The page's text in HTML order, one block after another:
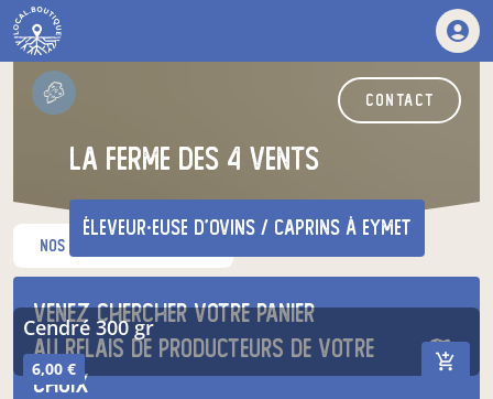
contact
La Ferme des 4 vents
éleveur·euse d'ovins / caprinsà eymet
Venez chercher votre panier
au relais de producteurs de votre
choix
nos produits du moment
cendré 300 gr
6,00 €